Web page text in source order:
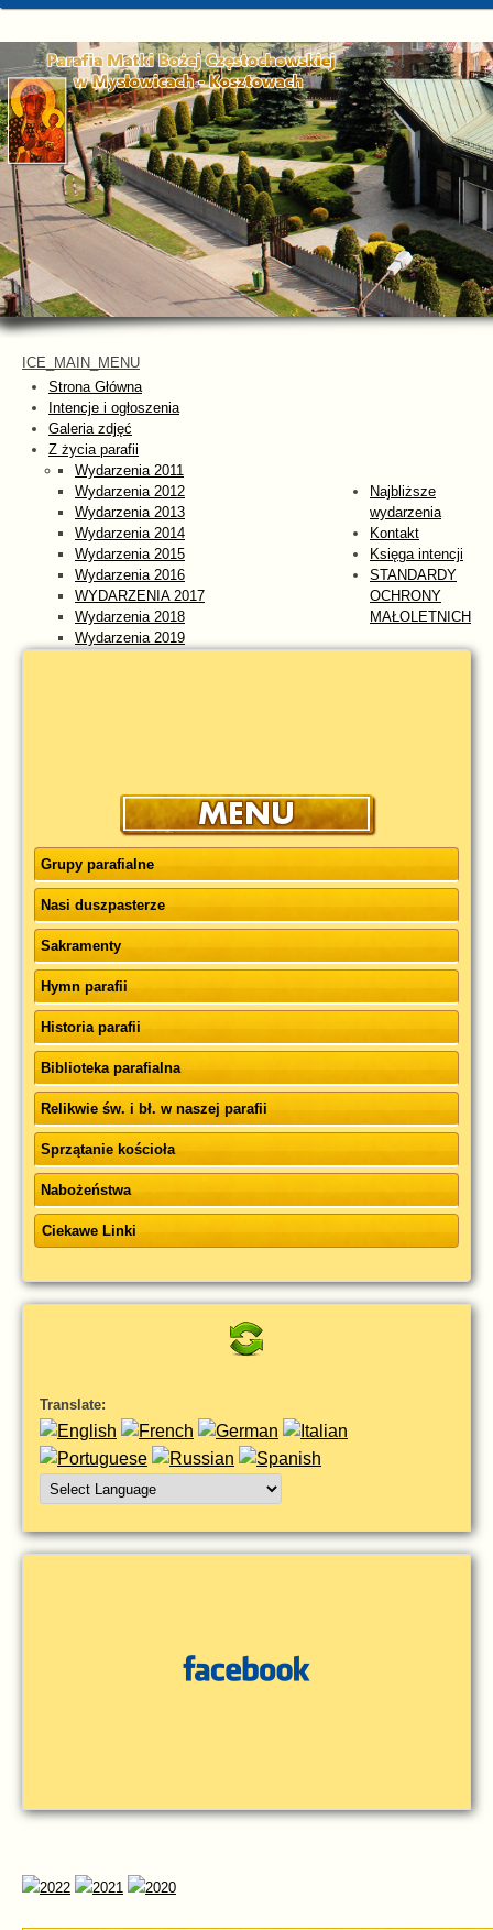
ICE_MAIN_MENU
Strona Główna
Intencje i ogłoszenia
Galeria zdjęć
Z życia parafii
Wydarzenia 2011
Wydarzenia 2012
Wydarzenia 2013
Wydarzenia 2014
Wydarzenia 2015
Wydarzenia 2016
WYDARZENIA 2017
Wydarzenia 2018
Wydarzenia 2019
Najbliższe
wydarzenia
Kontakt
Księga intencji
STANDARDY
OCHRONY
MAŁOLETNICH
Grupy parafialne
Nasi duszpasterze
Sakramenty
Hymn parafii
Historia parafii
Biblioteka parafialna
Relikwie św. i bł. w naszej parafii
Sprzątanie kościoła
Nabożeństwa
Ciekawe Linki
Translate: